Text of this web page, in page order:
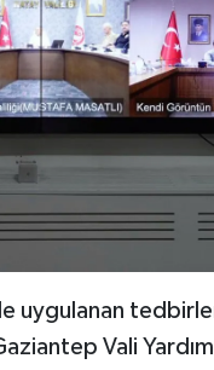
Vali